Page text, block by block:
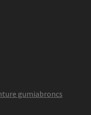
gumiabroncs